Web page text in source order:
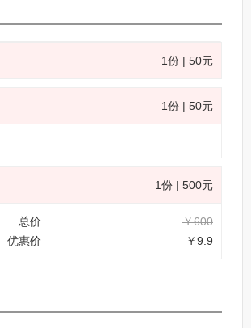
1份 | 50元
1份 | 50元
1份 | 500元
总价
￥600
优惠价
￥9.9